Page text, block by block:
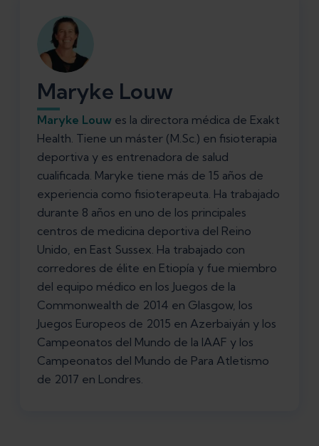
Maryke Louw
Maryke Louw es la directora médica de Exakt
Health. Tiene un máster (M.Sc.) en fisioterapia
deportiva y es entrenadora de salud
cualificada. Maryke tiene más de 15 años de
experiencia como fisioterapeuta. Ha trabajado
durante 8 años en uno de los principales
centros de medicina deportiva del Reino
Unido, en East Sussex. Ha trabajado con
corredores de élite en Etiopía y fue miembro
del equipo médico en los Juegos de la
Commonwealth de 2014 en Glasgow, los
Juegos Europeos de 2015 en Azerbaiyán y los
Campeonatos del Mundo de la IAAF y los
Campeonatos del Mundo de Para Atletismo
de 2017 en Londres.